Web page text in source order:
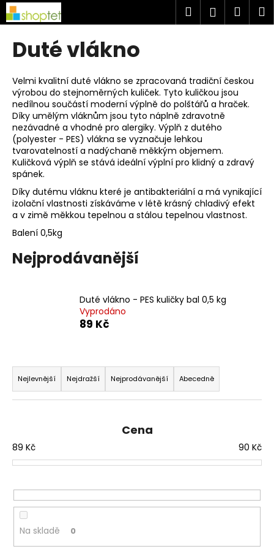
Přejít
na
obsah
Hledat
Duté vlákno
Velmi kvalitní duté vlákno se zpracovaná tradiční českou
výrobou do stejnoměrných kuliček. Tyto kuličkou jsou
nedílnou součástí moderní výplně do polštářů a hraček.
Díky umělým vláknům jsou tyto náplně zdravotně
nezávadné a vhodné pro alergiky. Výplň z dutého
(polyester - PES) vlákna se vyznačuje lehkou
tvarovatelností a nadýchaně měkkým objemem.
Kuličková výplň se stává ideální výplní pro klidný a zdravý
spánek.
Díky dutému vláknu které je antibakteriální a má vynikající
izolační vlastnosti získáváme v létě krásný chladivý efekt
a v zimě měkkou tepelnou a stálou tepelnou vlastnost.
Balení 0,5kg
Nejprodávanější
Duté vlákno - PES kuličky bal 0,5 kg
Vyprodáno
89 Kč
Ř
a
z
í
p
o
d
u
k
Nejlevnější Nejdražší Nejprodávanější Abecedně
Cena
89 Kč 90 Kč
Na skladě 0
K
o
o
p
o
t
ř
e
b
u
j
e
t
e
D
p
o
u